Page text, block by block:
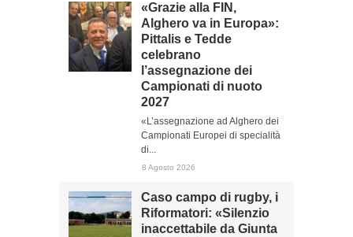
«Grazie alla FIN,
Alghero va in Europa»:
Pittalis e Tedde
celebrano
l’assegnazione dei
Campionati di nuoto
2027
«L’assegnazione ad Alghero dei
Campionati Europei di specialità
di...
8 Agosto 2026
Caso campo di rugby, i
Riformatori: «Silenzio
inaccettabile da Giunta